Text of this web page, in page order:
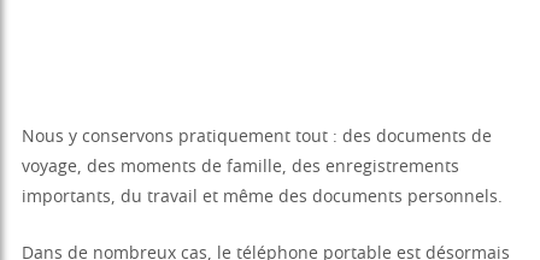
Nous y conservons pratiquement tout : des documents de
voyage, des moments de famille, des enregistrements
importants, du travail et même des documents personnels.
Dans de nombreux cas, le téléphone portable est désormais